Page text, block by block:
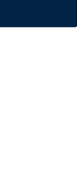
は2024年に迎え